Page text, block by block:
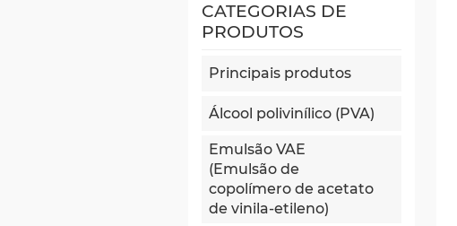
CATEGORIAS DE
PRODUTOS
Principais produtos
Álcool polivinílico (PVA)
Emulsão VAE
(Emulsão de
copolímero de acetato
de vinila-etileno)